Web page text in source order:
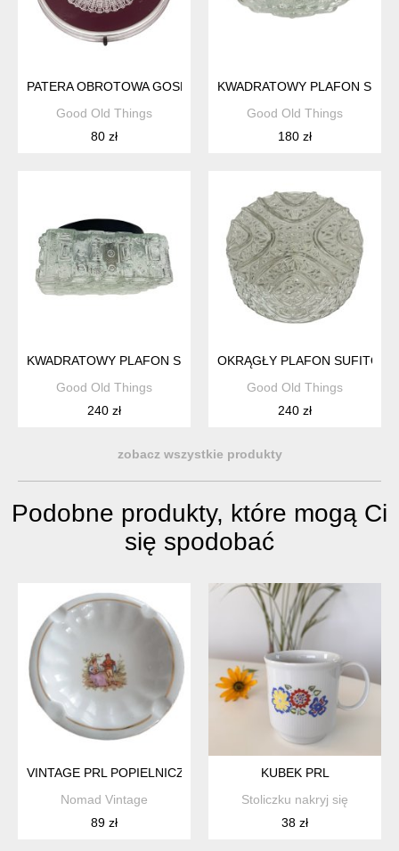
PATERA OBROTOWA GOSMET BYDGOSZCZ PRL LATA 70.
Good Old Things
80 zł
KWADRATOWY PLAFON
Good Old Things
180 zł
KWADRATOWY PLAFON SUFITOWY HILLEBRAND Z LAT 70.
Good Old Things
240 zł
OKRĄGŁY PLAFON
Good Old Things
240 zł
zobacz wszystkie produkty
Podobne produkty, które mogą Ci
się spodobać
VINTAGE PRL POPIELNICZKA CHODZIEŻ "MIŁOŚĆ
Nomad Vintage
89 zł
KUBEK PRL
Stoliczku nakryj się
38 zł